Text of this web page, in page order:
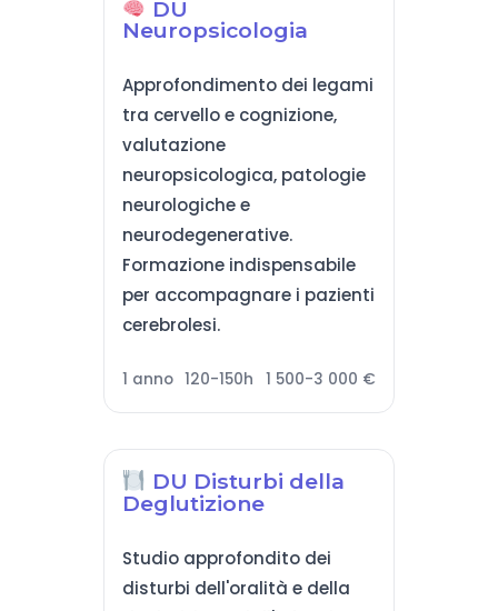
DU
Neuropsicologia
Approfondimento dei legami
tra cervello e cognizione,
valutazione
neuropsicologica, patologie
neurologiche e
neurodegenerative.
Formazione indispensabile
per accompagnare i pazienti
cerebrolesi.
1 anno 120-150h 1 500-3 000 €
DU Disturbi della
Deglutizione
Studio approfondito dei
disturbi dell'oralità e della